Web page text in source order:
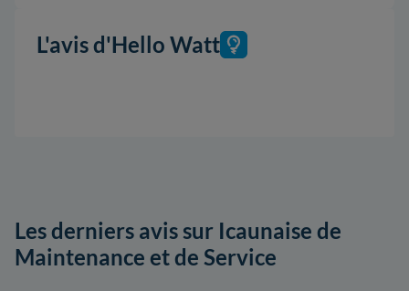
L'avis d'Hello Watt
Les derniers avis sur Icaunaise de
Maintenance et de Service